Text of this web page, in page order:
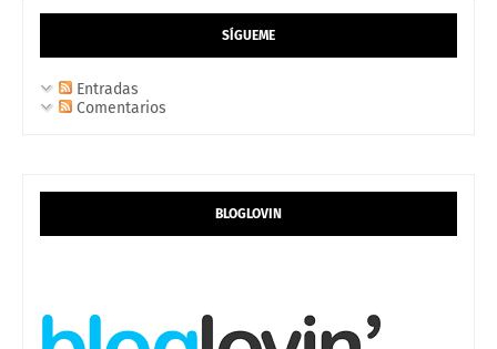
SÍGUEME
Entradas
Comentarios
BLOGLOVIN